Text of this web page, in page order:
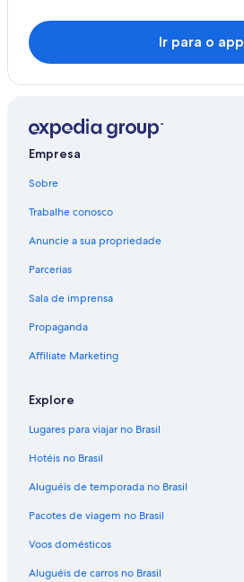
Ir para o app
Empresa
Sobre
Trabalhe conosco
Anuncie a sua propriedade
Parcerias
Sala de imprensa
Propaganda
Affiliate Marketing
Explore
Lugares para viajar no Brasil
Hotéis no Brasil
Aluguéis de temporada no Brasil
Pacotes de viagem no Brasil
Voos domésticos
Aluguéis de carros no Brasil